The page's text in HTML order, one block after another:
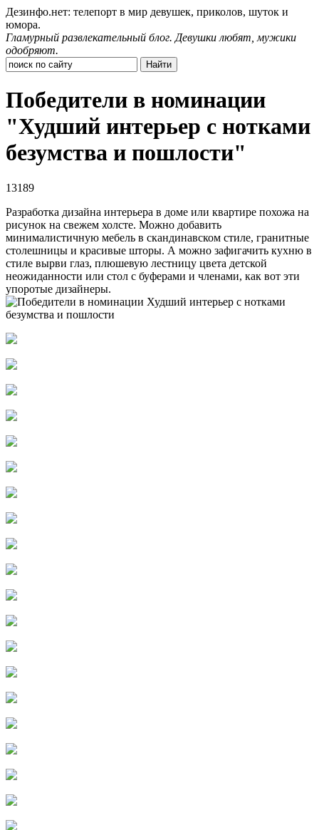
Дезинфо.нет: телепорт в мир девушек, приколов, шуток и
юмора.
Гламурный развлекательный блог. Девушки любят, мужики
одобряют.
Победители в номинации
"Худший интерьер с нотками
безумства и пошлости"
13189
Разработка дизайна интерьера в доме или квартире похожа на
рисунок на свежем холсте. Можно добавить
минималистичную мебель в скандинавском стиле, гранитные
столешницы и красивые шторы. А можно зафигачить кухню в
стиле вырви глаз, плюшевую лестницу цвета детской
неожиданности или стол с буферами и членами, как вот эти
упоротые дизайнеры.